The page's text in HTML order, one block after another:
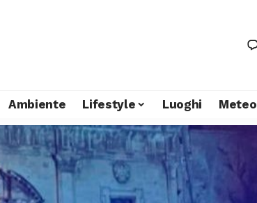
Ambiente Lifestyle Luoghi Meteo